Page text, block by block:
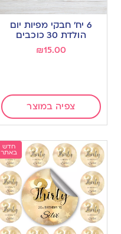
6 יח’ חבקי מפיות יום
הולדת 30 כוכבים
₪15.00
צפיה במוצר
חדש
באתר